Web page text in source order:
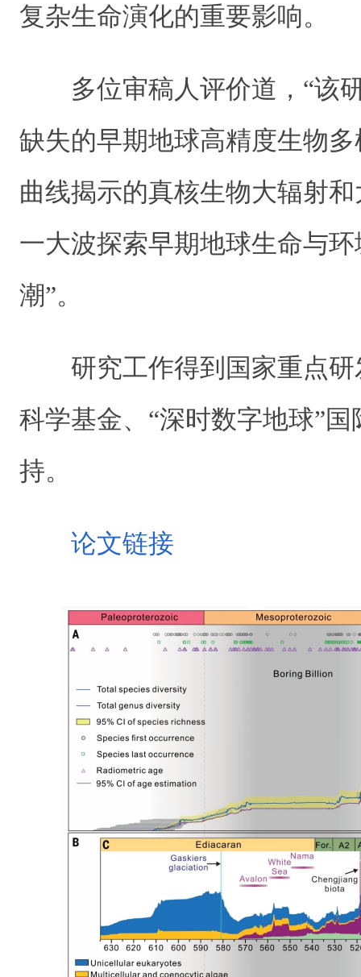
复杂生命演化的重要影响。
多位审稿人评价道，“该
缺失的早期地球高精度生物
曲线揭示的真核生物大辐射
一大波探索早期地球生命与
潮”。
研究工作得到国家重点
科学基金、“深时数字地球”
持。
论文链接